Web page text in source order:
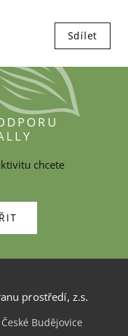
Sdílet
chcete
prostředí, z.s.
Budějovice